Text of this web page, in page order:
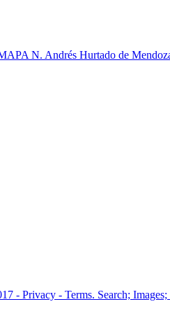
N. Andrés Hurtado de
- Privacy - Terms. Search;